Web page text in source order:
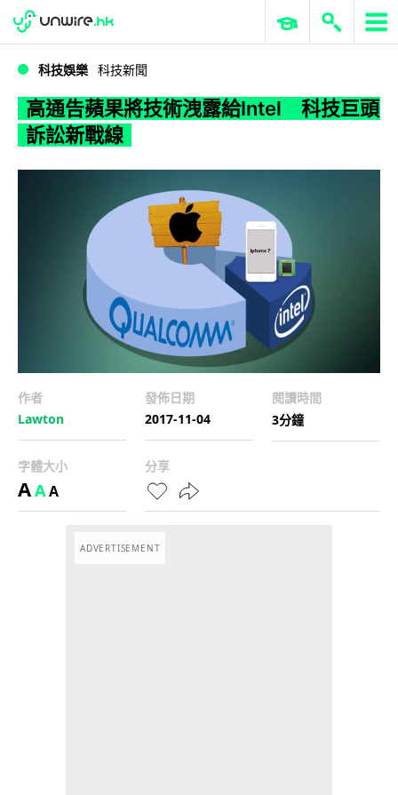
WWDC 2026 ERP 與商業 AI
科技娛樂 科技新聞
高通告蘋果將技術洩露給Intel 科技巨頭
訴訟新戰線
作者
Lawton
發佈日期
2017-11-04
閱讀時間
3分鐘
字體大小
AAA
分享
ADVERTISEMENT